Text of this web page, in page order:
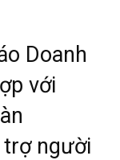
Doanh
với
người